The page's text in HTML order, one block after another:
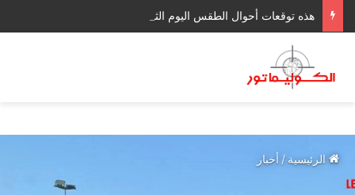
هذه توقعات أحوال الطقس اليوم الثلاثاء بالمغرب
الرئيسية/ أخبار